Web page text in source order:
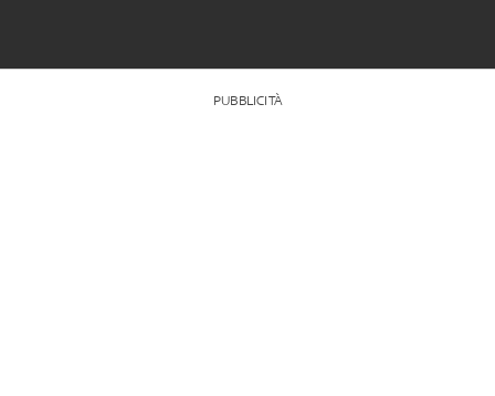
PUBBLICITÀ